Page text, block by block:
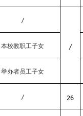
/
/
本校教职工子女
举办者员工子女
/ 26